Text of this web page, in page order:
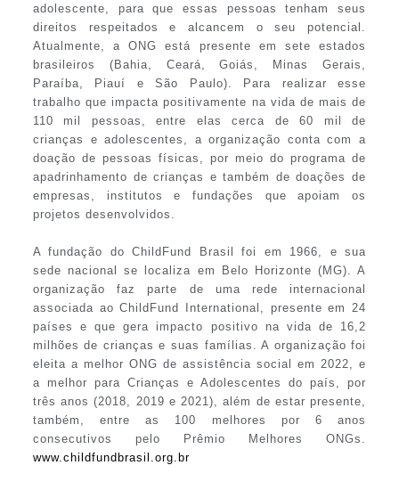
adolescente, para que essas pessoas tenham seus
direitos respeitados e alcancem o seu potencial.
Atualmente, a ONG está presente em sete estados
brasileiros (Bahia, Ceará, Goiás, Minas Gerais,
Paraíba, Piauí e São Paulo). Para realizar esse
trabalho que impacta positivamente na vida de mais de
110 mil pessoas, entre elas cerca de 60 mil de
crianças e adolescentes, a organização conta com a
doação de pessoas físicas, por meio do programa de
apadrinhamento de crianças e também de doações de
empresas, institutos e fundações que apoiam os
projetos desenvolvidos.
A fundação do ChildFund Brasil foi em 1966, e sua
sede nacional se localiza em Belo Horizonte (MG). A
organização faz parte de uma rede internacional
associada ao ChildFund International, presente em 24
países e que gera impacto positivo na vida de 16,2
milhões de crianças e suas famílias. A organização foi
eleita a melhor ONG de assistência social em 2022, e
a melhor para Crianças e Adolescentes do país, por
três anos (2018, 2019 e 2021), além de estar presente,
também, entre as 100 melhores por 6 anos
consecutivos pelo Prêmio Melhores ONGs.
www.childfundbrasil.org.br